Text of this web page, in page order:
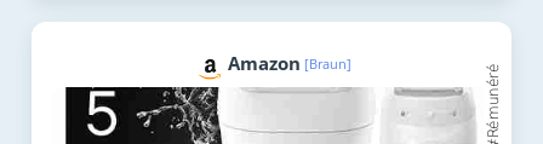
Amazon [Braun]